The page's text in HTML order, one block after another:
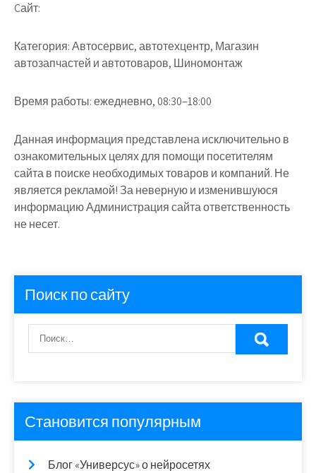
Cайт:
Категория:Автосервис, автотехцентр, Магазин
автозапчастей и автотоваров, Шиномонтаж
Время работы:ежедневно, 08:30–18:00
Данная информация представлена исключительно в
ознакомительных целях для помощи посетителям
сайта в поиске необходимых товаров и компаний. Не
является рекламой! За неверную и изменившуюся
информацию Администрация сайта ответственность
не несет.
Поиск по сайту
Становится популярным
Блог «Универсус» о нейросетях